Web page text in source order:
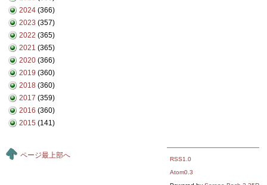
2024 (366)
2023 (357)
2022 (365)
2021 (365)
2020 (366)
2019 (360)
2018 (360)
2017 (359)
2016 (360)
2015 (141)
RSS1.0
Atom0.3
ページ最上部へ